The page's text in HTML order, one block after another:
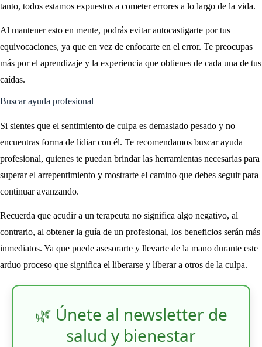
tanto, todos estamos expuestos a cometer errores a lo largo de la vida.
Al mantener esto en mente, podrás evitar autocastigarte por tus
equivocaciones, ya que en vez de enfocarte en el error. Te preocupas
más por el aprendizaje y la experiencia que obtienes de cada una de tus
caídas.
Buscar ayuda profesional
Si sientes que el sentimiento de culpa es demasiado pesado y no
encuentras forma de lidiar con él. Te recomendamos buscar ayuda
profesional, quienes te puedan brindar las herramientas necesarias para
superar el arrepentimiento y mostrarte el camino que debes seguir para
continuar avanzando.
Recuerda que acudir a un terapeuta no significa algo negativo, al
contrario, al obtener la guía de un profesional, los beneficios serán más
inmediatos. Ya que puede asesorarte y llevarte de la mano durante este
arduo proceso que significa el liberarse y liberar a otros de la culpa.
🌿 Únete al newsletter de
salud y bienestar